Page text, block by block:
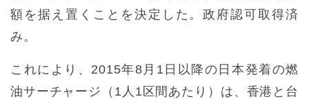
額を据え置くことを決定した。政府認可取得済
み。
これにより、2015年8月1日以降の日本発着の燃
油サーチャージ（1人1区間あたり）は、香港と台